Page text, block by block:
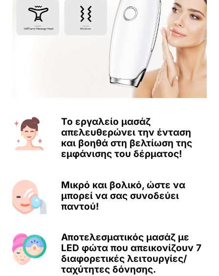
Το εργαλείο μασάζ
απελευθερώνει την ένταση
και βοηθά στη βελτίωση της
εμφάνισης του δέρματος!
Μικρό και βολικό, ώστε να
μπορεί να σας συνοδεύει
παντού!
Αποτελεσματικός μασάζ με
LED φώτα που απεικονίζουν 7
διαφορετικές λειτουργίες/
ταχύτητες δόνησης.